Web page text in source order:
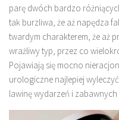
parę dwóch bardzo
tak burzliwa, że aż napędza
twardym charakterem, że aż
wrażliwy typ, przez co
Pojawiają się mocno
urologiczne najlepiej
lawinę wydarzeń i zabawnych